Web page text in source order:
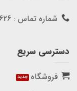
شماره تماس : 09308804626
دسترسی سریع
فروشگاه